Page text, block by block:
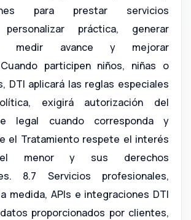
para prestar servicios
personalizar práctica, generar
medir avance y mejorar
participen niños, niñas o
DTI aplicará las reglas especiales
exigirá autorización del
legal cuando corresponda y
el Tratamiento respete el interés
menor y sus derechos
8.7 Servicios profesionales,
medida, APIs e integraciones DTI
proporcionados por clientes,